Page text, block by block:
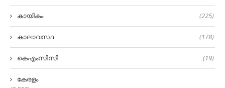
കായികം (225)
കാലാവസ്ഥ (178)
കെഎംസിസി (19)
കേരളം